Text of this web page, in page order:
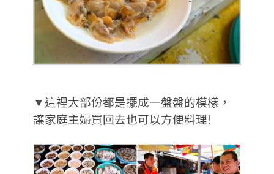
▼這裡大部份都是擺成一盤盤的模樣，
讓家庭主婦買回去也可以方便料理!